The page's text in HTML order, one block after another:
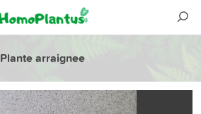
Plante arraignee